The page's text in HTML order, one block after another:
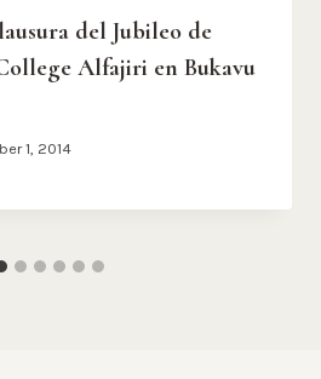
del Jubileo de
Alfajiri en Bukavu
1, 2014